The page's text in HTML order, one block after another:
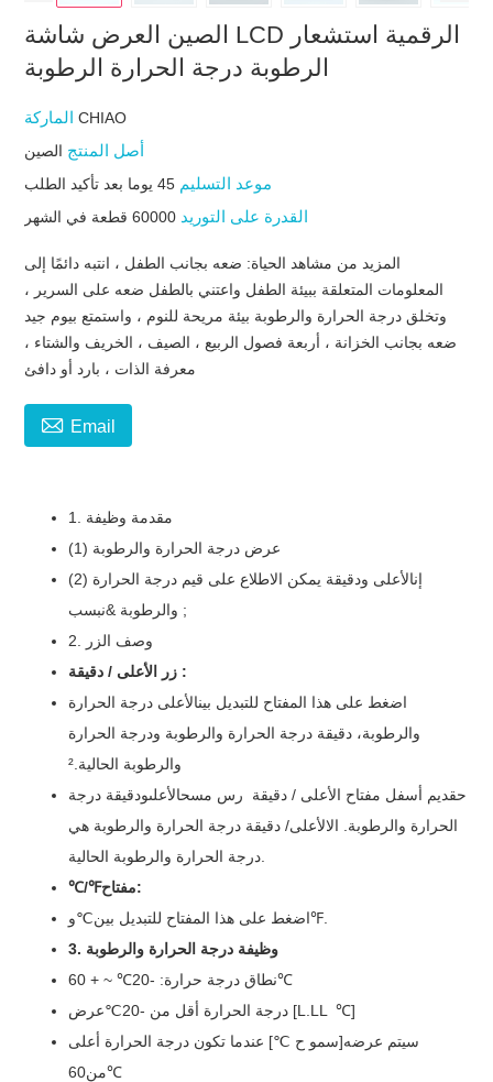
الصين العرض شاشة LCD الرقمية استشعار
الرطوبة درجة الحرارة الرطوبة
الماركةCHIAO
أصل المنتج الصين
موعد التسليم 45 يوما بعد تأكيد الطلب
القدرة على التوريد 60000 قطعة في الشهر
المزيد من مشاهد الحياة: ضعه بجانب الطفل ، انتبه دائمًا إلى
المعلومات المتعلقة ببيئة الطفل واعتني بالطفل ضعه على السرير ،
وتخلق درجة الحرارة والرطوبة بيئة مريحة للنوم ، واستمتع بيوم جيد
ضعه بجانب الخزانة ، أربعة فصول الربيع ، الصيف ، الخريف والشتاء ،
معرفة الذات ، بارد أو دافئ
 Email
1. مقدمة وظيفة
(1) عرض درجة الحرارة والرطوبة
(2) إنالأعلى ودقيقة يمكن الاطلاع على قيم درجة الحرارة
والرطوبة &نبسب ;
2. وصف الزر
زر الأعلى / دقيقة :
اضغط على هذا المفتاح للتبديل بينالأعلى درجة الحرارة
والرطوبة، دقيقة درجة الحرارة والرطوبة ودرجة الحرارة
والرطوبة الحالية. ²
حقديم أسفل مفتاح الأعلى / دقيقة ر س مسحالأعلىودقيقة درجة
الحرارة والرطوبة. الالأعلى/ دقيقة درجة الحرارة والرطوبة هي
℃/℉
مفتاح:
اضغط على هذا المفتاح للتبديل بين℃و ℉
3. وظيفة درجة الحرارة والرطوبة
نطاق درجة حرارة: - 20
℃
~ + 6
0
℃
درجة الحرارة أقل من - 20
℃ عرض [L. LL ℃]
سيتم عرضه[سمو ح ℃] عندما تكون درجة الحرارة أعلى
من 60
℃